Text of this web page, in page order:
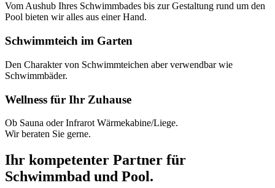
Vom Aushub Ihres Schwimmbades bis zur Gestaltung rund um den
Pool bieten wir alles aus einer Hand.
Schwimmteich im Garten
Den Charakter von Schwimmteichen aber verwendbar wie
Schwimmbäder.
Wellness für Ihr Zuhause
Ob Sauna oder Infrarot Wärmekabine/Liege.
Wir beraten Sie gerne.
Ihr kompetenter Partner für
Schwimmbad und Pool.